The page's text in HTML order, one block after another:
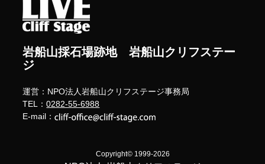
岩船山採石場跡地 岩船山クリフステー
ジ
運営：NPO法人岩船山クリフステージ事務局
TEL：0282-55-6988
E-mail：
Copyright© 1999-2026